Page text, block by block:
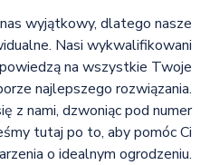
wyjątkowy, dlatego nasze
Nasi wykwalifikowani
na wszystkie Twoje
najlepszego rozwiązania.
z nami, dzwoniąc pod numer
tutaj po to, aby pomóc Ci
o idealnym ogrodzeniu.